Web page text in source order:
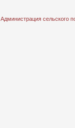
Администрация сельского